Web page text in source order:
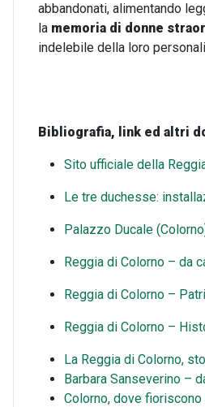
abbandonati, alimentando
la memoria di donne
indelebile della loro
Bibliografia, link ed altri
Sito ufficiale della
Le tre duchesse:
Palazzo Ducale
Reggia di Colorno – da
Reggia di Colorno –
Reggia di Colorno –
La Reggia di Colorno,
Barbara Sanseverino –
Colorno, dove